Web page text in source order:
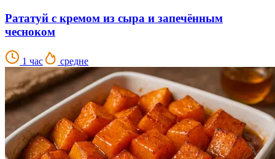
Рататуй с кремом из сыра и запечённым
чесноком
1 час средне